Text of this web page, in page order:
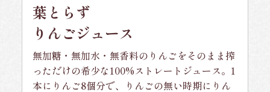
葉とらず
りんごジュース
無加糖・無加水・無香料のりんごをそのまま搾
っただけの希少な100%ストレートジュース。1
本にりんご8個分で、りんごの無い時期にりん